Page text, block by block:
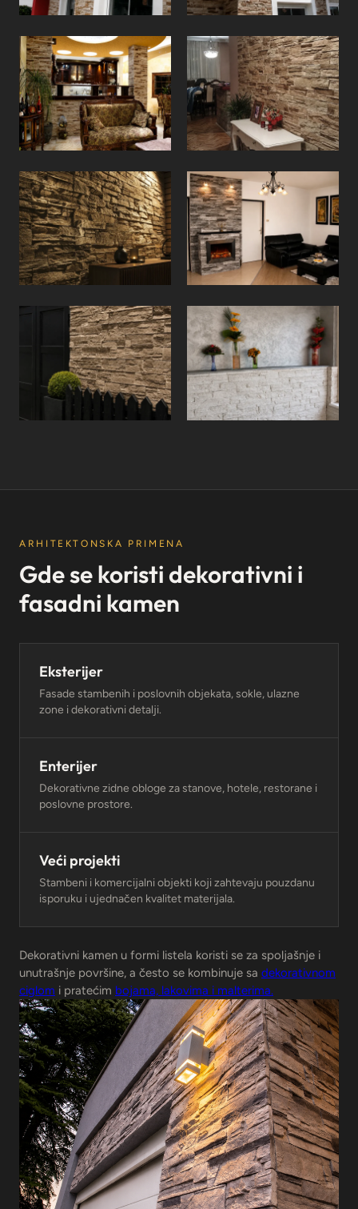
ARHITEKTONSKA PRIMENA
Gde se koristi dekorativni i
fasadni kamen
Eksterijer
Fasade stambenih i poslovnih objekata, sokle, ulazne
zone i dekorativni detalji.
Enterijer
Dekorativne zidne obloge za stanove, hotele, restorane i
poslovne prostore.
Veći projekti
Stambeni i komercijalni objekti koji zahtevaju pouzdanu
isporuku i ujednačen kvalitet materijala.
Dekorativni kamen u formi listela koristi se za spoljašnje i
unutrašnje površine, a često se kombinuje sa dekorativnom
ciglom i pratećim bojama, lakovima i malterima.